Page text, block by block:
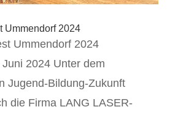
Ummendorf 2024
Ummendorf 2024
2024 Unter dem
Jugend-Bildung-Zukunft
die Firma LANG LASER-